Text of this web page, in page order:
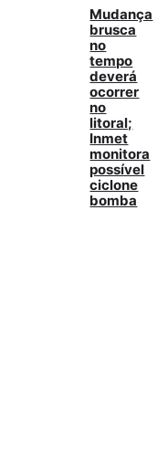
Mudança
brusca
no
tempo
deverá
ocorrer
no
litoral;
Inmet
monitora
possível
ciclone
bomba